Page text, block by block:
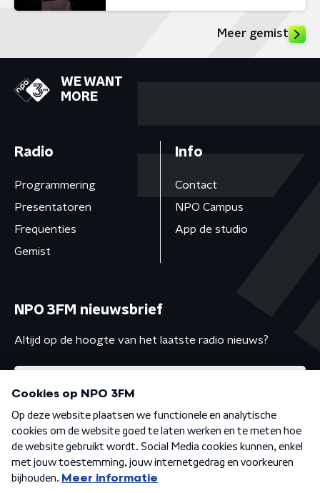
Meer gemist
WE WANT
MORE
Radio
Programmering
Presentatoren
Frequenties
Gemist
Info
Contact
NPO Campus
App de studio
NPO 3FM nieuwsbrief
Altijd op de hoogte van het laatste radio nieuws?
Algemene voorwaarden Privacybeleid